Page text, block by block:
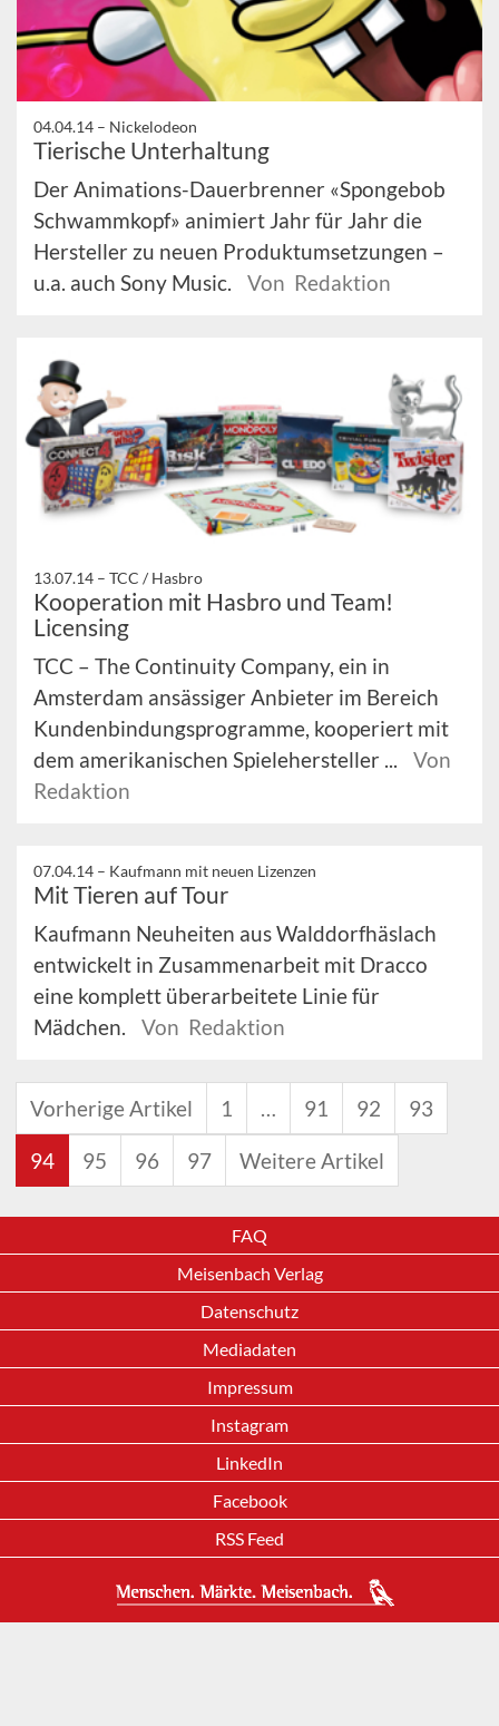
04.04.14 – Nickelodeon
Tierische Unterhaltung
Der Animations-Dauerbrenner «Spongebob
Schwammkopf» animiert Jahr für Jahr die
Hersteller zu neuen Produktumsetzungen –
u.a. auch Sony Music.
Von Redaktion
13.07.14 – TCC / Hasbro
Kooperation mit Hasbro und Team!
Licensing
TCC – The Continuity Company, ein in
Amsterdam ansässiger Anbieter im Bereich
Kundenbindungsprogramme, kooperiert mit
dem amerikanischen Spielehersteller ...
Von
Redaktion
07.04.14 – Kaufmann mit neuen Lizenzen
Mit Tieren auf Tour
Kaufmann Neuheiten aus Walddorfhäslach
entwickelt in Zusammenarbeit mit Dracco
eine komplett überarbeitete Linie für
Mädchen.
Von Redaktion
Vorherige Artikel 1 … 91 92 93
94 95 96 97 Weitere Artikel
FAQ
Meisenbach Verlag
Datenschutz
Mediadaten
Impressum
Instagram
LinkedIn
Facebook
RSS Feed